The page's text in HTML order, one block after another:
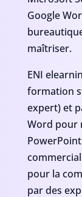
Google
maîtriser.
ENI
formation
expert) et
Word pour
pour la
par des